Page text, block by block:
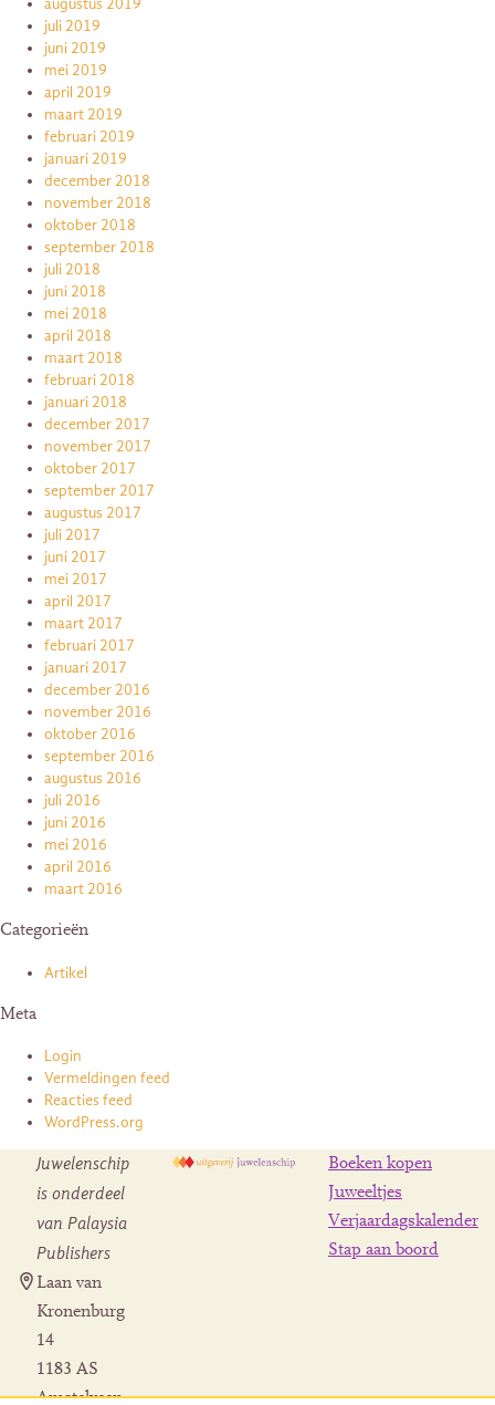
augustus 2019
juli 2019
juni 2019
mei 2019
april 2019
maart 2019
februari 2019
januari 2019
december 2018
november 2018
oktober 2018
september 2018
juli 2018
juni 2018
mei 2018
april 2018
maart 2018
februari 2018
januari 2018
december 2017
november 2017
oktober 2017
september 2017
augustus 2017
juli 2017
juni 2017
mei 2017
april 2017
maart 2017
februari 2017
januari 2017
december 2016
november 2016
oktober 2016
september 2016
augustus 2016
juli 2016
juni 2016
mei 2016
april 2016
maart 2016
Categorieën
Artikel
Meta
Login
Vermeldingen feed
Reacties feed
WordPress.org
Juwelenschip
is onderdeel
van Palaysia
Publishers
Laan van
Kronenburg
14
1183 AS
Amstelveen
Boeken kopen
Juweeltjes
Verjaardagskalender
Stap aan boord